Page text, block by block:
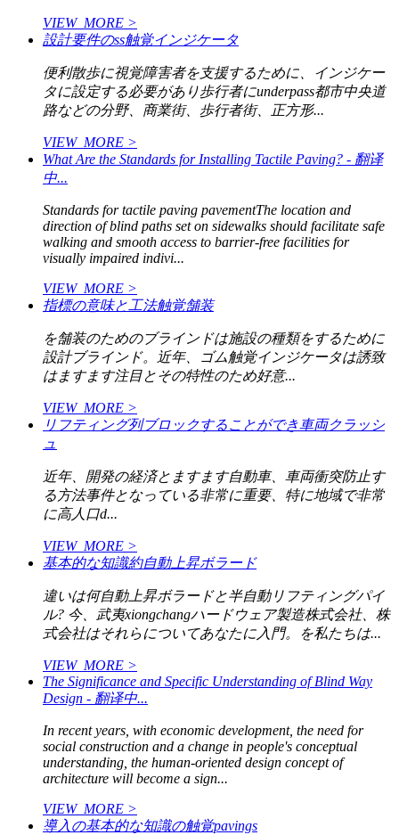
VIEW_MORE >
設計要件のss触覚インジケータ
便利散歩に視覚障害者を支援するために、インジケー
タに設定する必要があり歩行者にunderpass都市中央道
路などの分野、商業街、歩行者街、正方形...
VIEW_MORE >
What Are the Standards for Installing Tactile Paving? - 翻译
中...
Standards for tactile paving pavementThe location and
direction of blind paths set on sidewalks should facilitate safe
walking and smooth access to barrier-free facilities for
visually impaired indivi...
VIEW_MORE >
指標の意味と工法触覚舗装
を舗装のためのブラインドは施設の種類をするために
設計ブラインド。近年、ゴム触覚インジケータは誘致
はますます注目とその特性のため好意...
VIEW_MORE >
リフティング列ブロックすることができ車両クラッシ
ュ
近年、開発の経済とますます自動車、車両衝突防止す
る方法事件となっている非常に重要、特に地域で非常
に高人口d...
VIEW_MORE >
基本的な知識約自動上昇ボラード
違いは何自動上昇ボラードと半自動リフティングパイ
ル? 今、武夷xiongchangハードウェア製造株式会社、株
式会社はそれらについてあなたに入門。を私たちは...
VIEW_MORE >
The Significance and Specific Understanding of Blind Way
Design - 翻译中...
In recent years, with economic development, the need for
social construction and a change in people's conceptual
understanding, the human-oriented design concept of
architecture will become a sign...
VIEW_MORE >
導入の基本的な知識の触覚pavings